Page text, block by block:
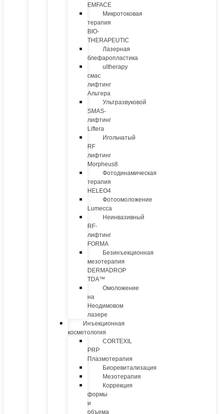
EMFACE
Микротоковая
терапия
BIO-
THERAPEUTIC
Лазерная
блефаропластика
ultherapy
смас
лифтинг
Альтера
Ультразвуковой
SMAS-
лифтинг
Liftera
Игольчатый
RF
лифтинг
Morpheus8
Фотодинамическая
терапия
HELEO4
Фотоомоложение
Lumecca
Неинвазивный
RF-
лифтинг
FORMA
Безинъекционная
мезотерапия
DERMADROP
TDA™
Омоложение
на
Неодимовом
лазере
Инъекционная
косметология
CORTEXIL
PRP
Плазмотерапия
Биоревитализация
Мезотерапия
Коррекция
формы
и
объема